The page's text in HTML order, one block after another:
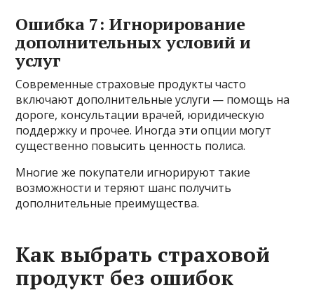
Ошибка 7: Игнорирование
дополнительных условий и
услуг
Современные страховые продукты часто
включают дополнительные услуги — помощь на
дороге, консультации врачей, юридическую
поддержку и прочее. Иногда эти опции могут
существенно повысить ценность полиса.
Многие же покупатели игнорируют такие
возможности и теряют шанс получить
дополнительные преимущества.
Как выбрать страховой
продукт без ошибок